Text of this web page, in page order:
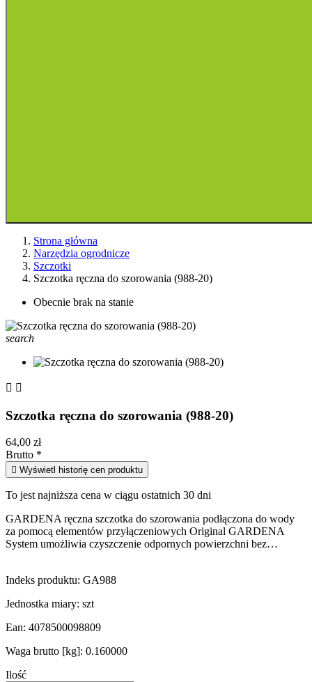
Strona główna
Narzędzia ogrodnicze
Szczotki
Szczotka ręczna do szorowania (988-20)
Obecnie brak na stanie
search
 
Szczotka ręczna do szorowania (988-20)
64,00 zł
Brutto *
 Wyświetl historię cen produktu
To jest najniższa cena w ciągu ostatnich 30 dni
GARDENA ręczna szczotka do szorowania podłączona do wody
za pomocą elementów przyłączeniowych Original GARDENA
System umożliwia czyszczenie odpornych powierzchni bez…
Indeks produktu: GA988
Jednostka miary: szt
Ean: 4078500098809
Waga brutto [kg]: 0.160000
Ilość